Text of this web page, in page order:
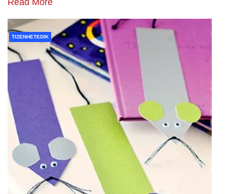
TIZENHETEDIK